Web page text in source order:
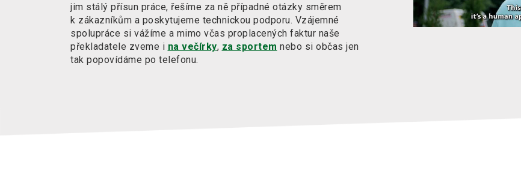
jim stálý přísun práce, řešíme za ně případné otázky směrem
k zákazníkům a poskytujeme technickou podporu. Vzájemné
spolupráce si vážíme a mimo včas proplacených faktur naše
překladatele zveme i na večírky, za sportem nebo si občas jen
tak popovídáme po telefonu.